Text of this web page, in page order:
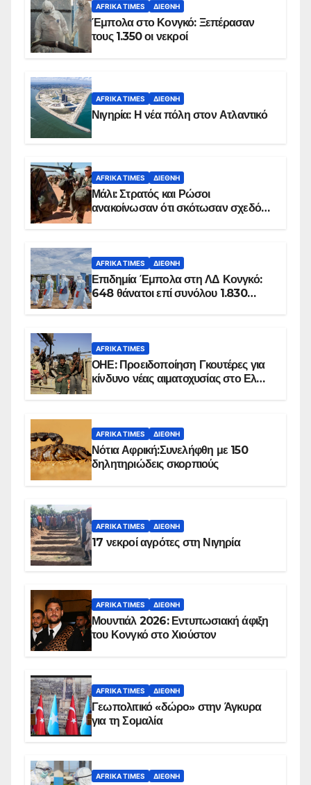
AFRIKA TIMES ΔΙΕΘΝΉ
Έμπολα στο Κονγκό: Ξεπέρασαν
τους 1.350 οι νεκροί
AFRIKA TIMES ΔΙΕΘΝΉ
Νιγηρία: Η νέα πόλη στον Ατλαντικό
AFRIKA TIMES ΔΙΕΘΝΉ
Μάλι: Στρατός και Ρώσοι
ανακοίνωσαν ότι σκότωσαν σχεδόν
AFRIKA TIMES ΔΙΕΘΝΉ
Επιδημία Έμπολα στη ΛΔ Κονγκό:
648 θάνατοι επί συνόλου 1.830
AFRIKA TIMES
ΟΗΕ: Προειδοποίηση Γκουτέρες για
κίνδυνο νέας αιματοχυσίας στο Ελ
AFRIKA TIMES ΔΙΕΘΝΉ
Νότια Αφρική:Συνελήφθη με 150
δηλητηριώδεις σκορπιούς
AFRIKA TIMES ΔΙΕΘΝΉ
17 νεκροί αγρότες στη Νιγηρία
AFRIKA TIMES ΔΙΕΘΝΉ
Μουντιάλ 2026: Εντυπωσιακή άφιξη
του Κονγκό στο Χιούστον
AFRIKA TIMES ΔΙΕΘΝΉ
Γεωπολιτικό «δώρο» στην Άγκυρα
για τη Σομαλία
AFRIKA TIMES ΔΙΕΘΝΉ